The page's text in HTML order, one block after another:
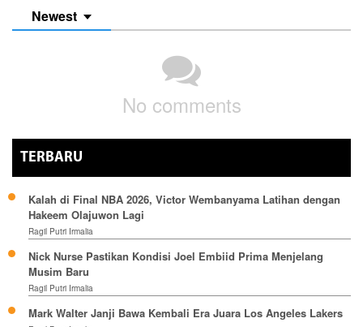
Newest
No comments
TERBARU
Kalah di Final NBA 2026, Victor Wembanyama Latihan dengan
Hakeem Olajuwon Lagi
Ragil Putri Irmalia
Nick Nurse Pastikan Kondisi Joel Embiid Prima Menjelang
Musim Baru
Ragil Putri Irmalia
Mark Walter Janji Bawa Kembali Era Juara Los Angeles Lakers